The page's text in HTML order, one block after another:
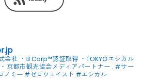
会社 ・B Corp™認証取得 ・TOKYOエシカル
・京都市観光協会メディアパートナー . #サー
ノミー #ゼロウェイスト #エシカル